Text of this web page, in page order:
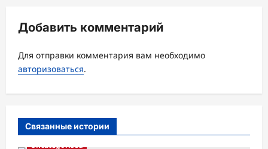
я
з
а
п
и
Добавить комментарий
Для отправки комментария вам необходимо
авторизоваться.
Связанные истории
Uncategorised